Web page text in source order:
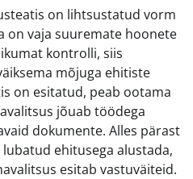
on lihtsustatud vorm
on vaja suuremate hoonete
kontrolli, siis
mõjuga ehitiste
on esitatud, peab ootama
jõuab töödega
dokumente. Alles pärast
ehitusega alustada,
esitab vastuväiteid.